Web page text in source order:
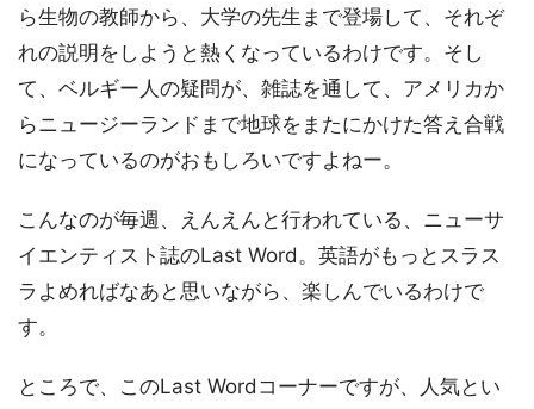
ら生物の教師から、大学の先生まで登場して、それぞ
れの説明をしようと熱くなっているわけです。そし
て、ベルギー人の疑問が、雑誌を通して、アメリカか
らニュージーランドまで地球をまたにかけた答え合戦
になっているのがおもしろいですよねー。
こんなのが毎週、えんえんと行われている、ニューサ
イエンティスト誌のLast Word。英語がもっとスラス
ラよめればなあと思いながら、楽しんでいるわけで
す。
ところで、このLast Wordコーナーですが、人気とい